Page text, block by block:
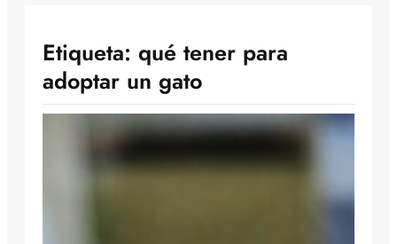
Etiqueta: qué tener para
adoptar un gato